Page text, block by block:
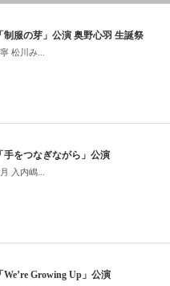
制服の芽」公演 奥野心羽 生誕祭
松川み...
手をつなぎながら」公演
入内嶋...
We’re Growing Up」公演